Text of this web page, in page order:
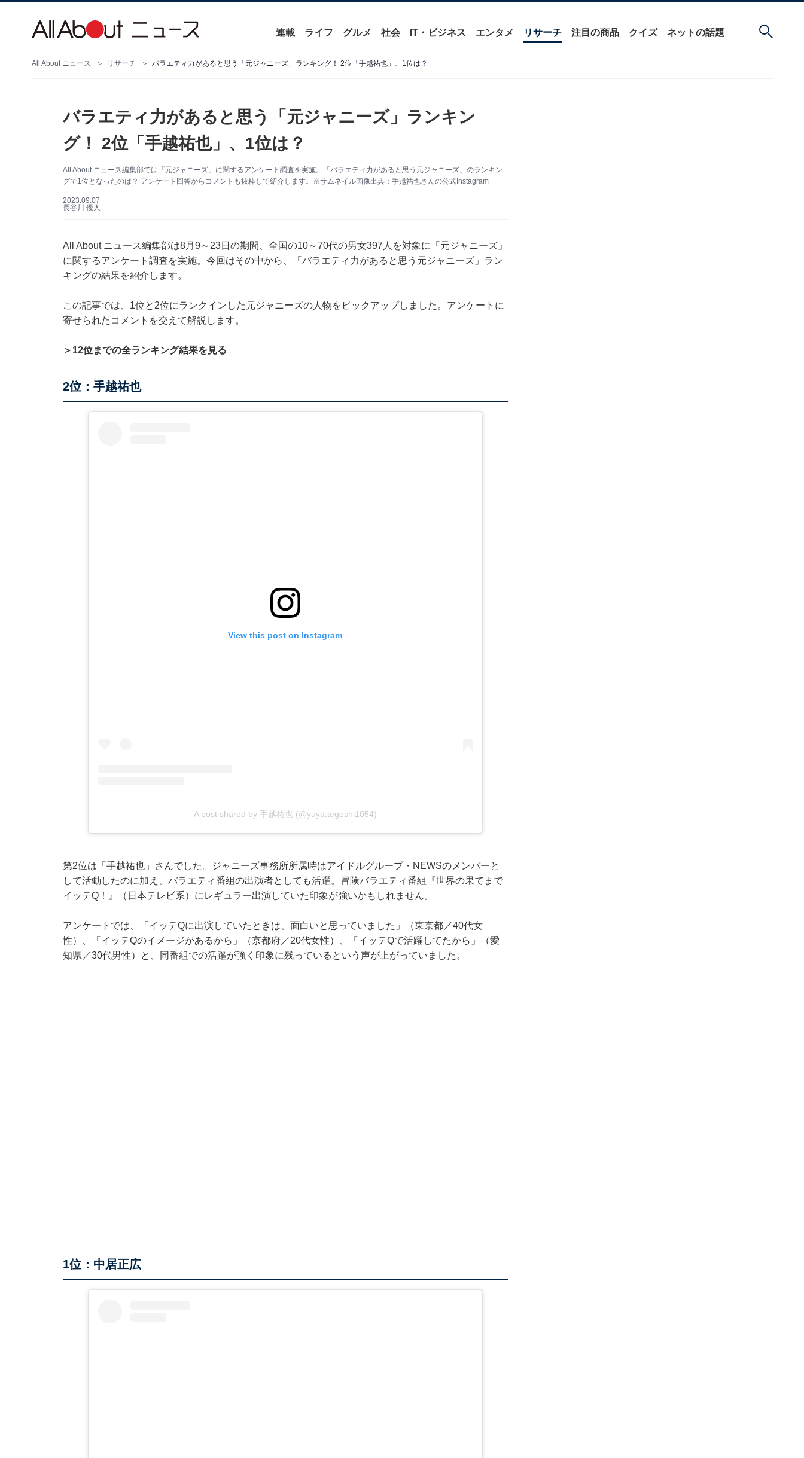
連載 ライフ グルメ 社会 IT・ビジネス エンタメ リサーチ 注目の商品 クイズ ネットの話題
All About ニュース リサーチ バラエティ力があると思う「元ジャニーズ」ランキング！ 2位「手越祐也」、1位は？
バラエティ力があると思う「元ジャニーズ」ランキン
グ！ 2位「手越祐也」、1位は？
All About ニュース編集部では「元ジャニーズ」に関するアンケート調査を実施。「バラエティ力があると思う元ジャニーズ」のランキン
グで1位となったのは？ アンケート回答からコメントも抜粋して紹介します。※サムネイル画像出典：手越祐也さんの公式Instagram
2023.09.07
長谷川 優人
All About ニュース編集部は8月9～23日の期間、全国の10～70代の男女397人を対象に「元ジャニーズ」
に関するアンケート調査を実施。今回はその中から、「バラエティ力があると思う元ジャニーズ」ラン
キングの結果を紹介します。
この記事では、1位と2位にランクインした元ジャニーズの人物をピックアップしました。アンケートに
寄せられたコメントを交えて解説します。
＞12位までの全ランキング結果を見る
2位：手越祐也
View this post on Instagram
A post shared by 手越祐也 (@yuya.tegoshi1054)
第2位は「手越祐也」さんでした。ジャニーズ事務所所属時はアイドルグループ・NEWSのメンバーと
して活動したのに加え、バラエティ番組の出演者としても活躍。冒険バラエティ番組『世界の果てまで
イッテQ！』（日本テレビ系）にレギュラー出演していた印象が強いかもしれません。
アンケートでは、「イッテQに出演していたときは、面白いと思っていました」（東京都／40代女
性）、「イッテQのイメージがあるから」（京都府／20代女性）、「イッテQで活躍してたから」（愛
知県／30代男性）と、同番組での活躍が強く印象に残っているという声が上がっていました。
1位：中居正広